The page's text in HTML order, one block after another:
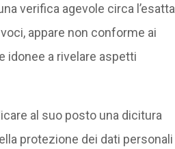
verifica agevole circa l’esatta
appare non conforme ai
idonee a rivelare aspetti
al suo posto una dicitura
protezione dei dati personali